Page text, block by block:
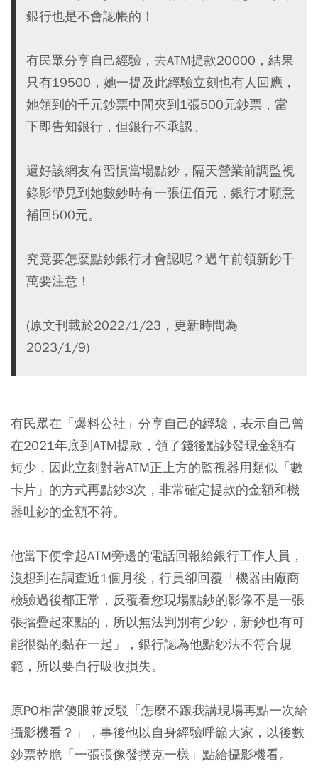
銀行也是不會認帳的！
有民眾分享自己經驗，去ATM提款20000，結果
只有19500，她一提及此經驗立刻也有人回應，
她領到的千元鈔票中間夾到1張500元鈔票，當
下即告知銀行，但銀行不承認。
還好該網友有習慣當場點鈔，隔天營業前調監視
錄影帶見到她數鈔時有一張伍佰元，銀行才願意
補回500元。
究竟要怎麼點鈔銀行才會認呢？過年前領新鈔千
萬要注意！
(原文刊載於2022/1/23，更新時間為
2023/1/9)
有民眾在「爆料公社」分享自己的經驗，表示自己曾
在2021年底到ATM提款，領了錢後點鈔發現金額有
短少，因此立刻對著ATM正上方的監視器用類似「數
卡片」的方式再點鈔3次，非常確定提款的金額和機
器吐鈔的金額不符。
他當下便拿起ATM旁邊的電話回報給銀行工作人員，
沒想到在調查近1個月後，行員卻回覆「機器由廠商
檢驗過後都正常，反覆看您現場點鈔的影像不是一張
張摺疊起來點的，所以無法判別有少鈔，新鈔也有可
能很黏的黏在一起」，銀行認為他點鈔法不符合規
範，所以要自行吸收損失。
原PO相當傻眼並反駁「怎麼不跟我講現場再點一次給
攝影機看？」，事後他以自身經驗呼籲大家，以後數
鈔票乾脆「一張張像發撲克一樣」點給攝影機看。